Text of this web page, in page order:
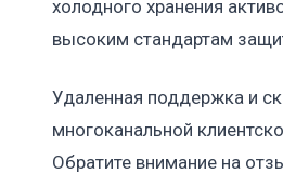
холодного хранения
высоким стандартам
Удаленная поддержка и
многоканальной
Обратите внимание на